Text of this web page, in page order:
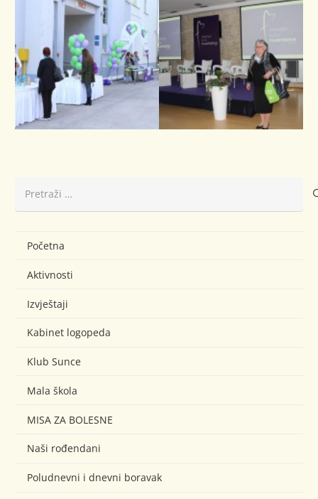
Početna
Aktivnosti
Izvještaji
Kabinet logopeda
Klub Sunce
Mala škola
MISA ZA BOLESNE
Naši rođendani
Poludnevni i dnevni boravak